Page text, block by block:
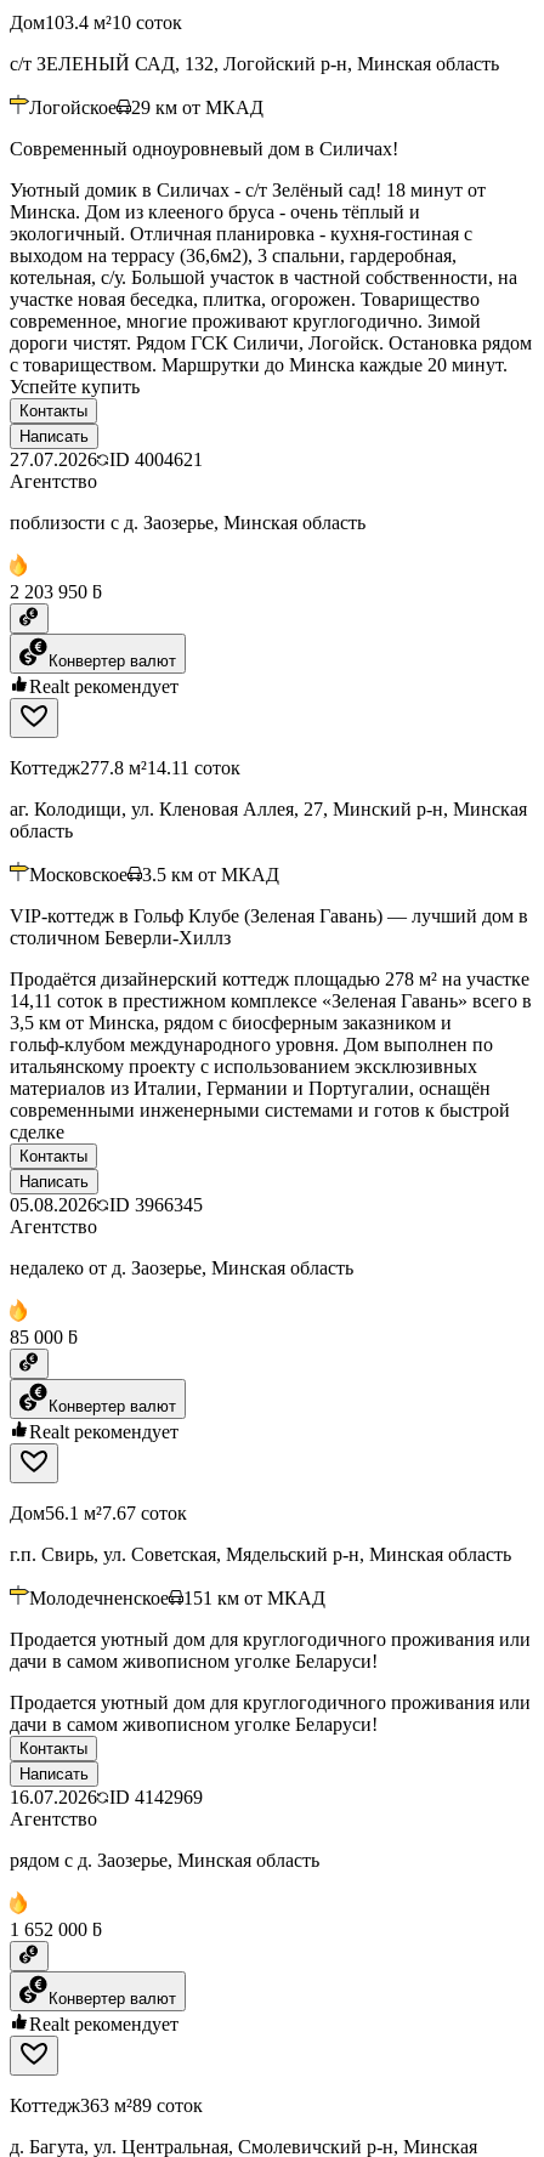
Дом103.4 м²10 соток
с/т ЗЕЛЕНЫЙ САД, 132, Логойский р-н, Минская область
Логойское 29 км от МКАД
Современный одноуровневый дом в Силичах!
Уютный домик в Силичах - с/т Зелёный сад! 18 минут от
Минска. Дом из клееного бруса - очень тёплый и
экологичный. Отличная планировка - кухня-гостиная с
выходом на террасу (36,6м2), 3 спальни, гардеробная,
котельная, с/у. Большой участок в частной собственности, на
участке новая беседка, плитка, огорожен. Товарищество
современное, многие проживают круглогодично. Зимой
дороги чистят. Рядом ГСК Силичи, Логойск. Остановка рядом
с товариществом. Маршрутки до Минска каждые 20 минут.
Успейте купить
Контакты
Написать
27.07.2026 ID 4004621
Агентство
поблизости с д. Заозерье, Минская область
2 203 950 ƃ
Конвертер валют
Realt рекомендует
Коттедж277.8 м²14.11 соток
аг. Колодищи, ул. Кленовая Аллея, 27, Минский р-н, Минская
область
Московское 3.5 км от МКАД
VIP-коттедж в Гольф Клубе (Зеленая Гавань) — лучший дом в
столичном Беверли-Хиллз
Продаётся дизайнерский коттедж площадью 278 м² на участке
14,11 соток в престижном комплексе «Зеленая Гавань» всего в
3,5 км от Минска, рядом с биосферным заказником и
гольф‑клубом международного уровня. Дом выполнен по
итальянскому проекту с использованием эксклюзивных
материалов из Италии, Германии и Португалии, оснащён
современными инженерными системами и готов к быстрой
сделке
Контакты
Написать
05.08.2026 ID 3966345
Агентство
недалеко от д. Заозерье, Минская область
85 000 ƃ
Конвертер валют
Realt рекомендует
Дом56.1 м²7.67 соток
г.п. Свирь, ул. Советская, Мядельский р-н, Минская область
Молодечненское 151 км от МКАД
Продается уютный дом для круглогодичного проживания или
дачи в самом живописном уголке Беларуси!
Продается уютный дом для круглогодичного проживания или
дачи в самом живописном уголке Беларуси!
Контакты
Написать
16.07.2026 ID 4142969
Агентство
рядом с д. Заозерье, Минская область
1 652 000 ƃ
Конвертер валют
Realt рекомендует
Коттедж363 м²89 соток
д. Багута, ул. Центральная, Смолевичский р-н, Минская